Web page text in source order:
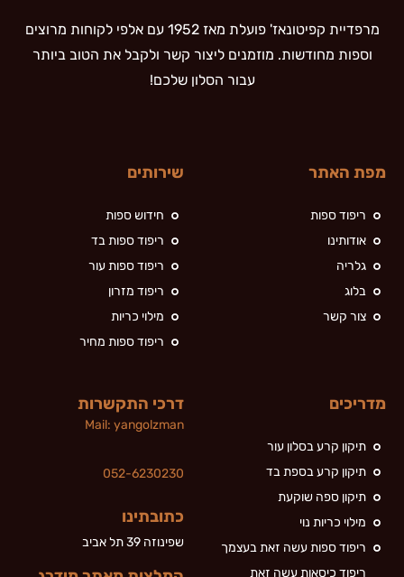
מרפדיית קפיטונאז' פועלת מאז 1952 עם אלפי לקוחות מרוצים
וספות מחודשות. מוזמנים ליצור קשר ולקבל את הטוב ביותר
עבור הסלון שלכם!
מפת האתר
ריפוד ספות
אודותינו
גלריה
בלוג
צור קשר
שירותים
חידוש ספות
ריפוד ספות בד
ריפוד ספות עור
ריפוד מזרון
מילוי כריות
ריפוד ספות מחיר
מדריכים
תיקון קרע בסלון עור
תיקון קרע בספת בד
תיקון ספה שוקעת
מילוי כריות נוי
ריפוד ספות עשה זאת בעצמך
ריפוד כיסאות עשה זאת
דרכי התקשרות
Mail: yangolzman
052-6230230
כתובתינו
שפינוזה 39 תל אביב